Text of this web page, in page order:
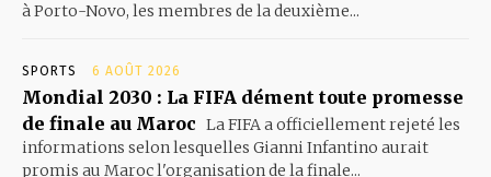
à Porto-Novo, les membres de la deuxième...
SPORTS 6 AOÛT 2026
Mondial 2030 : La FIFA dément toute promesse
de finale au Maroc La FIFA a officiellement rejeté les
informations selon lesquelles Gianni Infantino aurait
promis au Maroc l'organisation de la finale...